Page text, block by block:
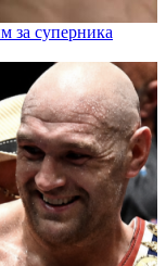
за суперника